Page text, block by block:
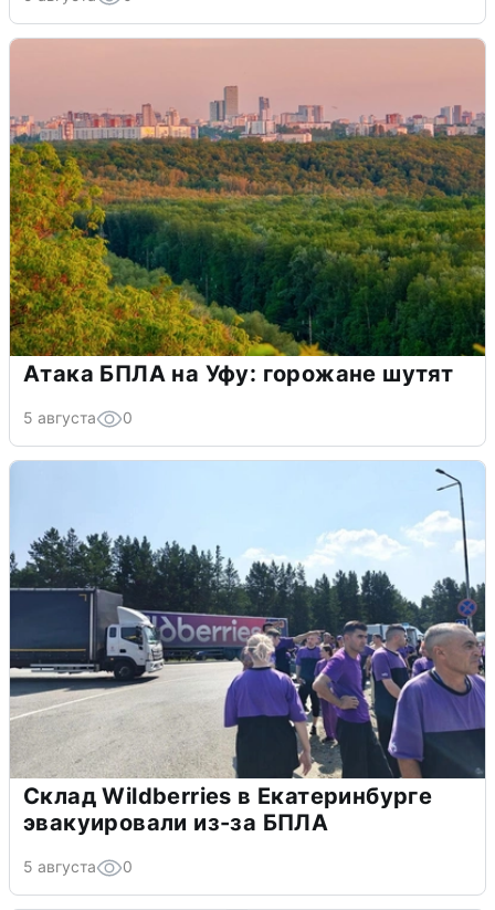
Атака БПЛА на Уфу: горожане шутят
5 августа 0
Склад Wildberries в Екатеринбурге
эвакуировали из-за БПЛА
5 августа 0